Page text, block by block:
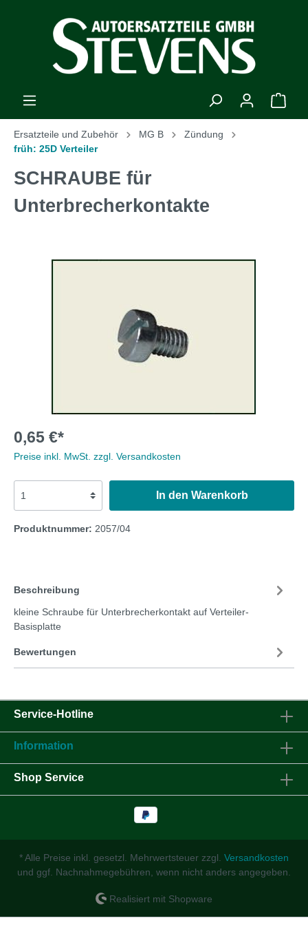
Ersatzteile und Zubehör MG B
Zündung
früh: 25D Verteiler
SCHRAUBE für
Unterbrecherkontakte
0,65 €*
Preise inkl. MwSt. zzgl. Versandkosten
In den Warenkorb
Produktnummer: 2057/04
Beschreibung
kleine Schraube für Unterbrecherkontakt auf Verteiler-
Basisplatte
Bewertungen
Service-Hotline
Information
Shop Service
* Alle Preise inkl. gesetzl. Mehrwertsteuer zzgl. Versandkosten
und ggf. Nachnahmegebühren, wenn nicht anders angegeben.
Realisiert mit Shopware